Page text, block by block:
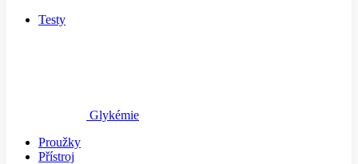
Testy
Glykémie
Proužky
Přístroj